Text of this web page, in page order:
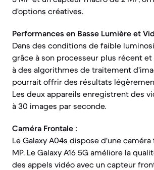
d'options créatives.
Performances en Basse Lumière et
Dans des conditions de faible
grâce à son processeur plus récent
à des algorithmes de traitement
pourrait offrir des résultats
Les deux appareils enregistrent des
à 30 images par seconde.
Caméra Frontale :
Le Galaxy A04s dispose d'une
MP. Le Galaxy A16 5G améliore la
des appels vidéo avec un capteur